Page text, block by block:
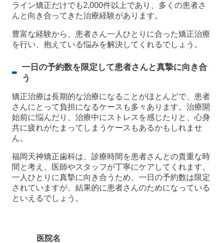
ライン矯正だけでも2,000件以上であり、多くの患者さ
んと向き合ってきた治療経験があります。
豊富な経験から、患者さん一人ひとりに合った矯正治療
を行い、抱えている悩みを解決してくれるでしょう。
一日の予約数を限定して患者さんと真摯に向き合
う
矯正治療は長期的な治療になることがほとんどで、患者
さんにとって負担になるケースも多々あります。治療開
始前に悩んだり、治療中にストレスを感じたりと、心身
共に疲れがたまってしまうケースもあるかもしれませ
ん。
福岡天神矯正歯科は、診療時間を患者さんとの貴重な時
間と考え、医師やスタッフが丁寧にケアしてくれます。
一人ひとりに真摯に向き合うため、一日の予約数は限定
されていますが、結果的に患者さんのためになっている
といえるでしょう。
医院名